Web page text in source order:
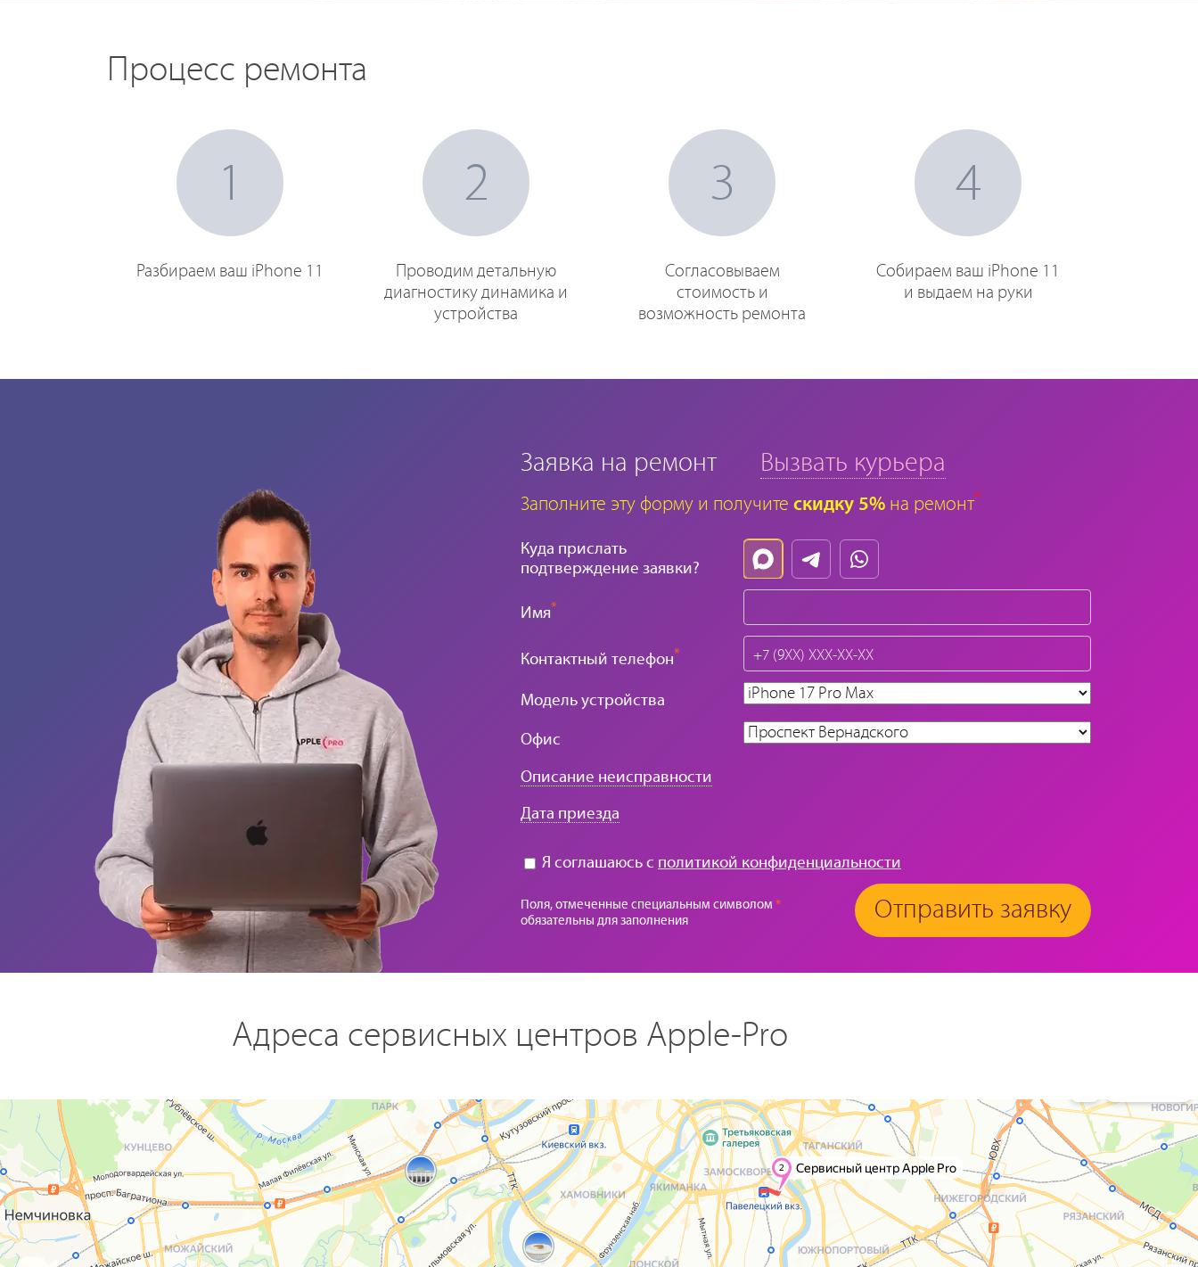
Процесс ремонта
1
Разбираем ваш iPhone 11
2
Проводим детальную
диагностику динамика и
устройства
3
Согласовываем
стоимость и
возможность ремонта
4
Собираем ваш iPhone 11
и выдаем на руки
Заявка на ремонт Вызвать курьера
Заполните эту форму и получите скидку 5% на ремонт*
Куда прислать
подтверждение заявки?
Имя*
Контактный телефон*
Модель устройства
Офис
Описание неисправности
Дата приезда
Я соглашаюсь с политикой конфиденциальности
Поля, отмеченные специальным символом *
обязательны для заполнения
Отправить заявку
Адреса сервисных центров Apple-Pro